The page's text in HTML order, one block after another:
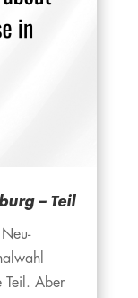
– Teil
Teil. Aber